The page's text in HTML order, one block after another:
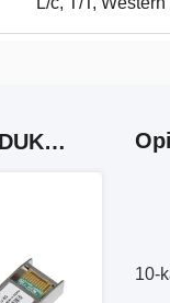
ZAŁĄCZONE PRODUKTY
10-